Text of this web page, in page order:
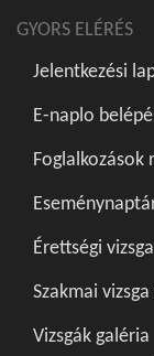
GYORS ELÉRÉS
Jelentkezési
E-naplo
Foglalkozások
Érettségi
Szakmai
Vizsgák galéria